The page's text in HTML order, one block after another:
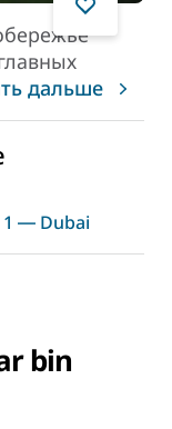
дальше
1 ― Dubai
bin